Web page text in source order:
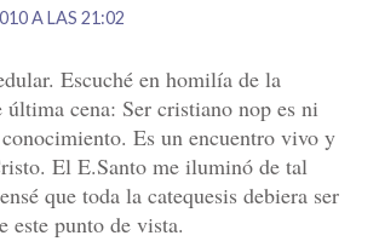
A LAS 21:02
Escuché en homilía de la
última cena: Ser cristiano nop es ni
Es un encuentro vivo y
El E.Santo me iluminó de tal
que toda la catequesis debiera ser
este punto de vista.